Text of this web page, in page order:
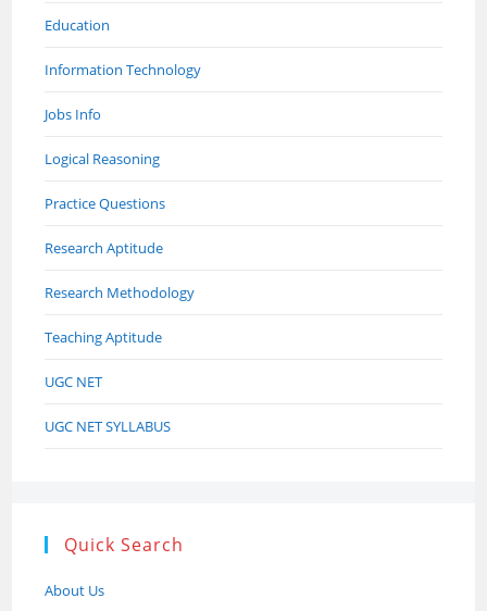
Education
Information Technology
Jobs Info
Logical Reasoning
Practice Questions
Research Aptitude
Research Methodology
Teaching Aptitude
UGC NET
UGC NET SYLLABUS
Quick Search
About Us